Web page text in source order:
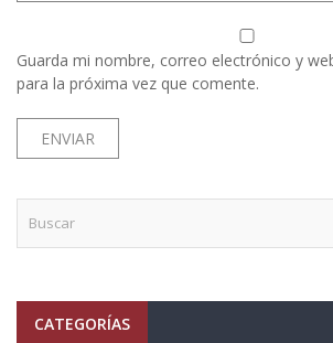
Guarda mi nombre, correo electrónico y
para la próxima vez que comente.
CATEGORÍAS